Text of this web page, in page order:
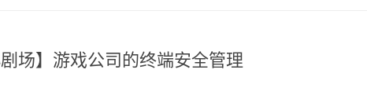
剧场】游戏公司的终端安全管理